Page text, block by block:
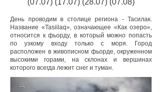
(07.07) (17.07) (28.07) (07.08)
День проводим в столице региона - Тасилак.
Название «Tasiilaq», означающее «Как озеро»,
относится к фьорду, в который можно попасть
по узкому входу только с моря. Город
расположен в живописном фьорде, окруженном
высокими горами, на склонах и вершинах
которого всегда лежит снег и туман.